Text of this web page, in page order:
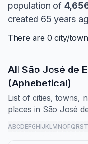
population of
created 65 years
There are 0 city/
All São José de
(Aphebetical)
List of cities, towns,
places in São José
ABCDEFGHIJKLMNOPQRST